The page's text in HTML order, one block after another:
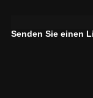
Senden Sie einen